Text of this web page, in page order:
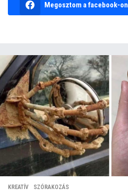
Megosztom a facebook-on
KREATÍV ,SZÓRAKOZÁS